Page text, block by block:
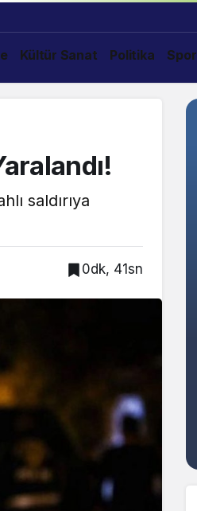
Kültür Sanat Politika Spor
saldırıya
0dk, 41sn